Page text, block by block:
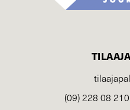
(09) 228 08